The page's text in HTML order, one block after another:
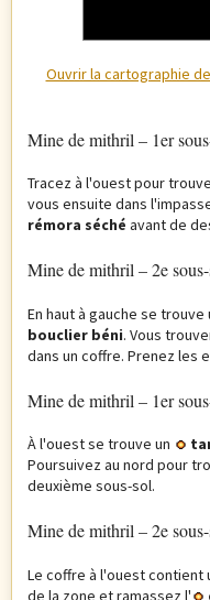
Ouvrir la cartographie
Mine de mithril – 1er
Tracez à l'ouest pour
vous ensuite dans
rémora séché avant de
Mine de mithril – 2e
En haut à gauche se
bouclier béni. Vous
dans un coffre. Prenez les
Mine de mithril – 1er
À l'ouest se trouve un
Poursuivez au nord pour
deuxième sous-sol.
Mine de mithril – 2e
Le coffre à l'ouest contient
de la zone et ramassez l'